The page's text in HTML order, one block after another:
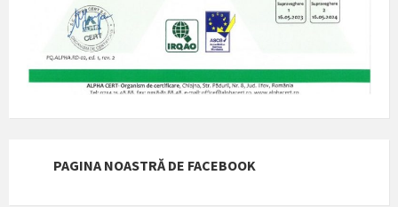
PAGINA NOASTRĂ DE FACEBOOK